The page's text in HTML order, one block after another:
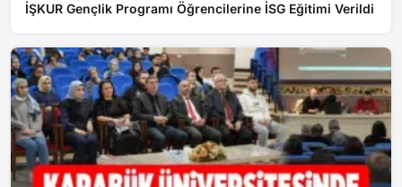
İŞKUR Gençlik Programı Öğrencilerine İSG Eğitimi Verildi